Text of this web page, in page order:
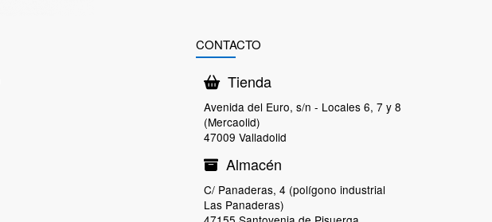
CONTACTO
Tienda
Avenida del Euro, s/n - Locales 6, 7 y 8
(Mercaolid)
47009 Valladolid
Almacén
C/ Panaderas, 4 (polígono industrial
Las Panaderas)